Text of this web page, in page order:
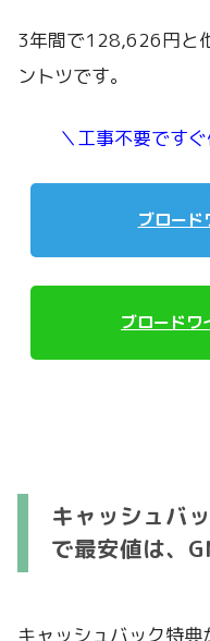
3年間で128,626円と
ントツです。
＼工事不要です
ブロード
ブロードワ
キャッシュバ
で最安値は、
キャッシュバック特